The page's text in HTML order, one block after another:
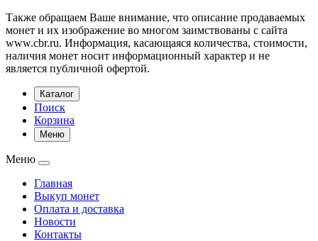
Также обращаем Ваше внимание, что описание продаваемых
монет и их изображение во многом заимствованы с сайта
www.cbr.ru. Информация, касающаяся количества, стоимости,
наличия монет носит информационный характер и не
является публичной офертой.
Каталог
Поиск
Корзина
Меню
Меню
Главная
Выкуп монет
Оплата и доставка
Новости
Контакты